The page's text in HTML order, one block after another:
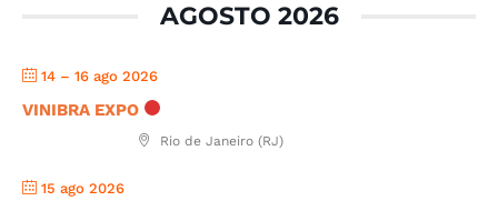
AGOSTO 2026
14 – 16 ago 2026
VINIBRA EXPO
Rio de Janeiro (RJ)
15 ago 2026